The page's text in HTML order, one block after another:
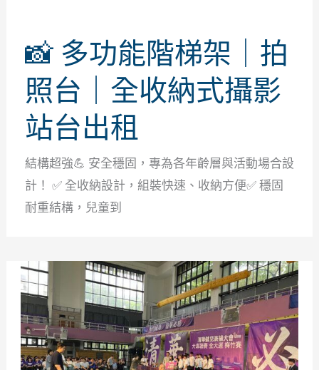
📸 多功能階梯架｜拍
照台｜全收納式攝影
站台出租
結構超強💪 安全穩固，專為各年齡層與活動場合設
計！ ✅ 全收納設計，組裝快速、收納方便✅ 穩固
耐重結構，兒童到